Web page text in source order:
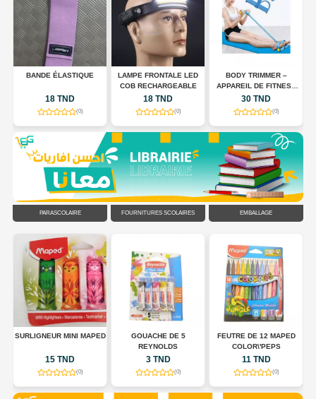
BANDE ÉLASTIQUE
18 TND
(0)
LAMPE FRONTALE LED
COB RECHARGEABLE
18 TND
(0)
BODY TRIMMER –
APPAREIL DE FITNESS
POUR TONIFIER LE
CORPS
30 TND
(0)
PARASCOLAIRE FOURNITURES SCOLAIRES EMBALLAGE
SURLIGNEUR MINI MAPED
15 TND
(0)
GOUACHE DE 5
REYNOLDS
3 TND
(0)
FEUTRE DE 12 MAPED
COLOR\'PEPS
11 TND
(0)